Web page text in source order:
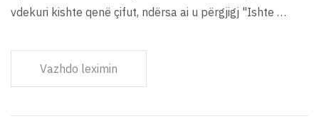
vdekuri kishte qenë çifut, ndërsa ai u përgjigj "Ishte …
Vazhdo leximin